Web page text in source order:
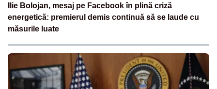
Ilie Bolojan, mesaj pe Facebook în plină criză
energetică: premierul demis continuă să se laude cu
măsurile luate